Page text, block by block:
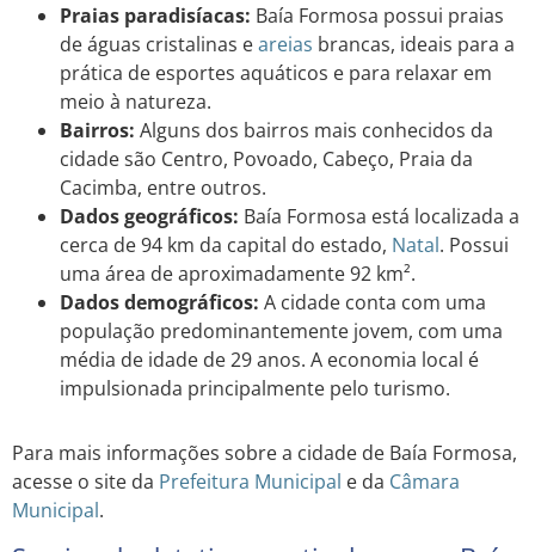
Praias paradisíacas: Baía Formosa possui praias
de águas cristalinas eareias brancas, ideais para a
prática de esportes aquáticos e para relaxar em
meio à natureza.
Bairros: Alguns dos bairros mais conhecidos da
cidade são Centro, Povoado, Cabeço, Praia da
Cacimba, entre outros.
Dados geográficos: Baía Formosa está localizada a
cerca de 94 km da capital do estado, Natal. Possui
uma área de aproximadamente 92 km².
Dados demográficos: A cidade conta com uma
população predominantemente jovem, com uma
média de idade de 29 anos. A economia local é
impulsionada principalmente pelo turismo.
Para mais informações sobre a cidade de Baía Formosa,
acesse o site da Prefeitura Municipal e da Câmara
Municipal.